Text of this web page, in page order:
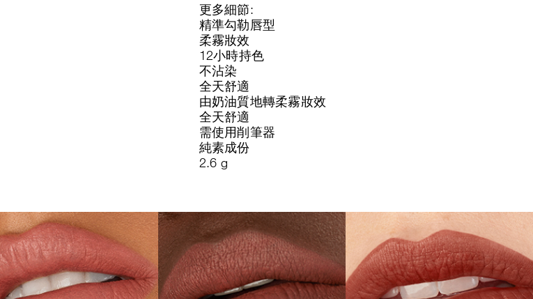
更多細節:
精準勾勒唇型
柔霧妝效
12小時持色
不沾染
全天舒適
由奶油質地轉柔霧妝效
全天舒適
需使用削筆器
純素成份
2.6 g